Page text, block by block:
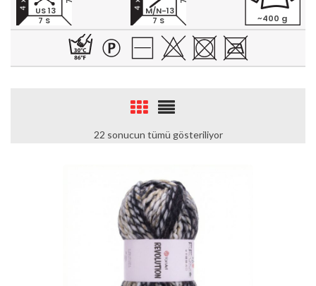
7 S
US 13
7 S
M/N-13
~400 g
22 sonucun tümü gösteriliyor